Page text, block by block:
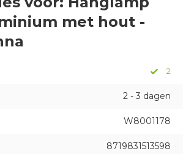
met hout -
2
2 - 3 dagen
W8001178
8719831513598